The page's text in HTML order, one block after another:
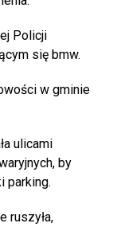
Policji
się bmw.
w gminie
ulicami
by
parking.
ruszyła,